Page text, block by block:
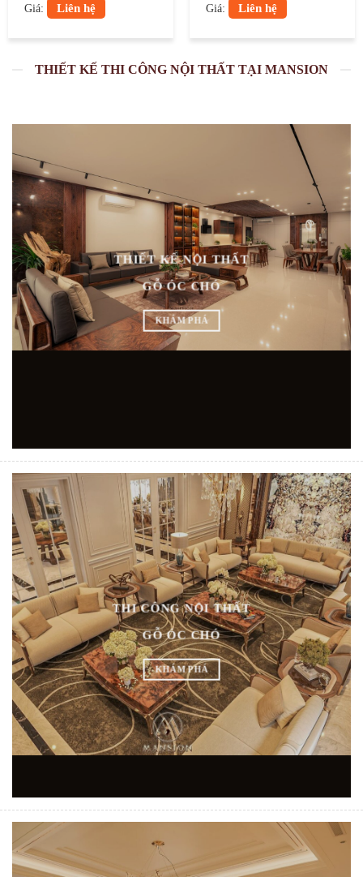
Giá: Liên hệ Giá: Liên hệ
THIẾT KẾ THI CÔNG NỘI THẤT TẠI MANSION
THIẾT KẾ NỘI THẤT
GỖ ÓC CHÓ
KHÁM PHÁ
THI CÔNG NỘI THẤT
GỖ ÓC CHÓ
KHÁM PHÁ